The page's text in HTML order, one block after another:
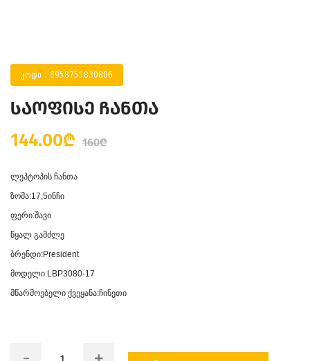
კოდი : 6958755830806
საოფისე ჩანთა
144.00₾ 160₾
ლეპტოპის ჩანთა
ზომა:17,5ინჩი
ფერი:შავი
წყალ გამძლე
ბრენდი:President
მოდელი:LBP3080-17
მწარმოებელი ქვეყანა:ჩინეთი